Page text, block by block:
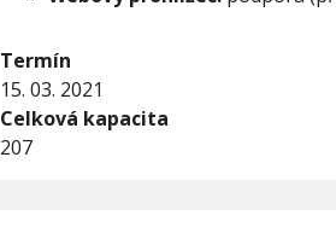
Termín
15. 03. 2021
Celková kapacita
207